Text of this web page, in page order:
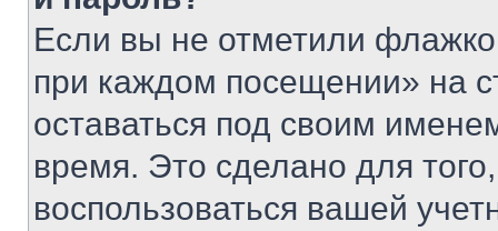
Если вы не отметили
при каждом посещении» на
оставаться под своим
время. Это сделано для
воспользоваться вашей